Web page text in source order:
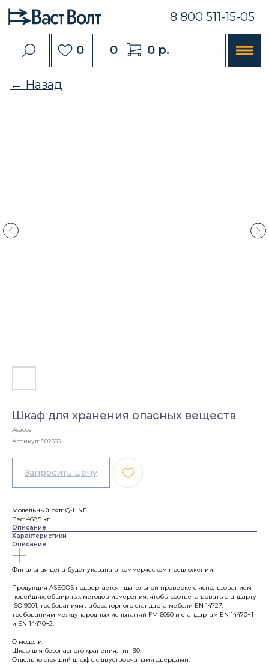
0
8 800 511-15-05
0 р.
0
← Назад
Шкаф для хранения опасных веществ
Asecos
Артикул: 502555
Модельный ряд: Q-LINE
Вес: 468,5 кг
Описание
Характеристики
Описание
Финальная цена будет указана в коммерческом предложении.
Продукция ASECOS подвергается тщательной проверке с использованием
новейших, обширных методов измерения, чтобы соответствовать стандарту
ISO 9001, требованиям лабораторного стандарта мебели EN 14727,
требованиям международных испытаний FM 6050 и стандартам EN 14470−1
и EN 14470−2.
О модели:
Шкаф для безопасного хранения, тип 90.
Отдельно стоящий шкаф с с двустворчатыми дверцами.